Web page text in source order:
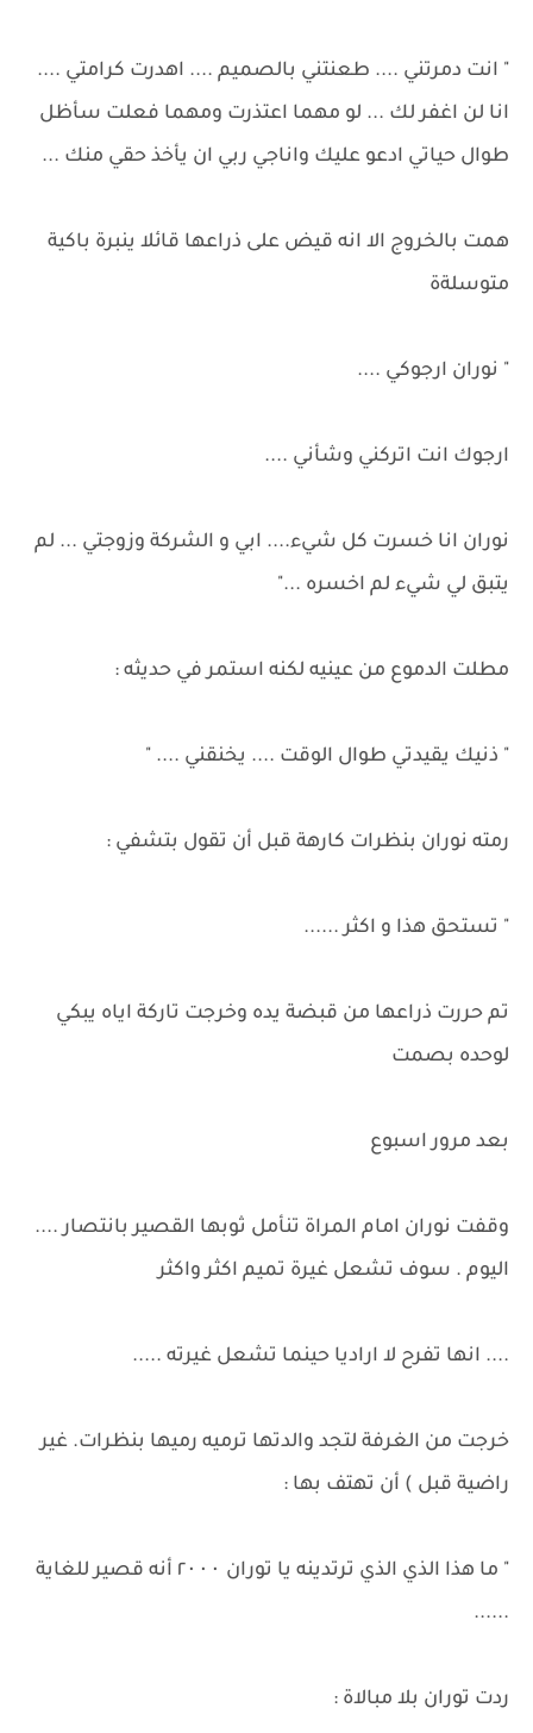
" انت دمرتني .... طعنتني بالصميم .... اهدرت كرامتي ....
انا لن اغفر لك ... لو مهما اعتذرت ومهما فعلت سأظل
طوال حياتي ادعو عليك واناجي ربي ان يأخذ حقي منك ...
همت بالخروج الا انه قيض على ذراعها قائلا ينبرة باكية
متوسلةة
" نوران ارجوكي ....
ارجوك انت اتركني وشأني ....
نوران انا خسرت كل شيء.... ابي و الشركة وزوجتي ... لم
يتبق لي شيء لم اخسره ..."
مطلت الدموع من عينيه لكنه استمر في حديثه :
" ذنيك يقيدتي طوال الوقت .... يخنقني .... "
رمته نوران بنظرات كارهة قبل أن تقول بتشفي :
" تستحق هذا و اكثر ......
تم حررت ذراعها من قبضة يده وخرجت تاركة اياه يبكي
لوحده بصمت
بعد مرور اسبوع
وقفت نوران امام المراة تنأمل ثوبها القصير بانتصار ....
اليوم . سوف تشعل غيرة تميم اكثر واكثر
.... انها تفرح لا اراديا حينما تشعل غيرته .....
خرجت من الغرفة لتجد والدتها ترميه رميها بنظرات. غير
راضية قبل ) أن تهتف بها :
" ما هذا الذي الذي ترتدينه يا توران ٢۰۰۰ أنه قصير للغاية
......
ردت توران بلا مبالاة :